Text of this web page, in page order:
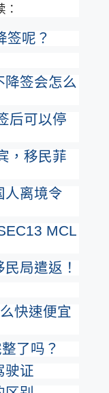
签呢？
降签会怎么
后可以停
，移民菲
人离境令
MCL
局遣返！
快速便宜
了吗？
驶证